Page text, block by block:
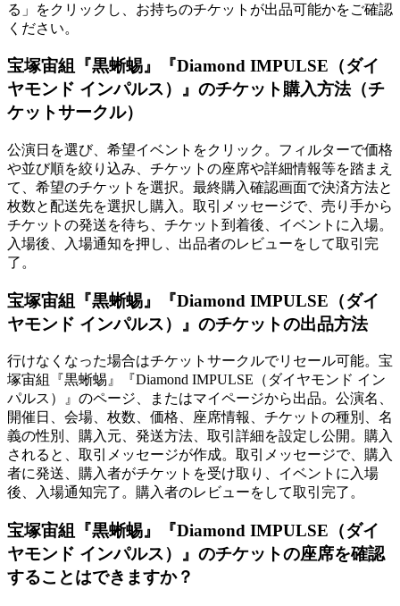
る」をクリックし、お持ちのチケットが出品可能かをご確認
ください。
宝塚宙組『黒蜥蜴』『Diamond IMPULSE（ダイ
ヤモンド インパルス）』のチケット購入方法（チ
ケットサークル）
公演日を選び、希望イベントをクリック。フィルターで価格
や並び順を絞り込み、チケットの座席や詳細情報等を踏まえ
て、希望のチケットを選択。最終購入確認画面で決済方法と
枚数と配送先を選択し購入。取引メッセージで、売り手から
チケットの発送を待ち、チケット到着後、イベントに入場。
入場後、入場通知を押し、出品者のレビューをして取引完
了。
宝塚宙組『黒蜥蜴』『Diamond IMPULSE（ダイ
ヤモンド インパルス）』のチケットの出品方法
行けなくなった場合はチケットサークルでリセール可能。宝
塚宙組『黒蜥蜴』『Diamond IMPULSE（ダイヤモンド イン
パルス）』のページ、またはマイページから出品。公演名、
開催日、会場、枚数、価格、座席情報、チケットの種別、名
義の性別、購入元、発送方法、取引詳細を設定し公開。購入
されると、取引メッセージが作成。取引メッセージで、購入
者に発送、購入者がチケットを受け取り、イベントに入場
後、入場通知完了。購入者のレビューをして取引完了。
宝塚宙組『黒蜥蜴』『Diamond IMPULSE（ダイ
ヤモンド インパルス）』のチケットの座席を確認
することはできますか？